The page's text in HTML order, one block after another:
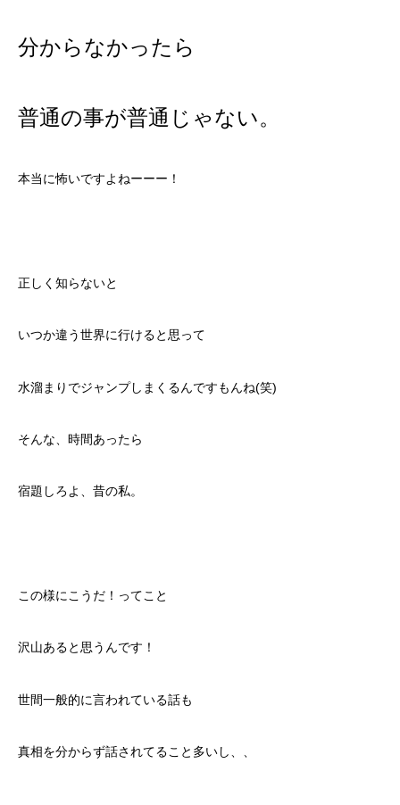
分からなかったら
普通の事が普通じゃない。
本当に怖いですよねーーー！
正しく知らないと
いつか違う世界に行けると思って
水溜まりでジャンプしまくるんですもんね(笑)
そんな、時間あったら
宿題しろよ、昔の私。
この様にこうだ！ってこと
沢山あると思うんです！
世間一般的に言われている話も
真相を分からず話されてること多いし、、